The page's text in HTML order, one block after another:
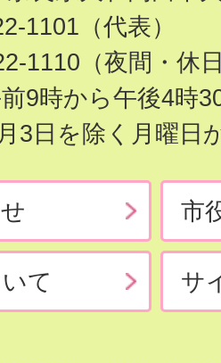
1101（代表）
1110（夜間・休
9時から午後4時
3日を除く月曜日
市
て サ